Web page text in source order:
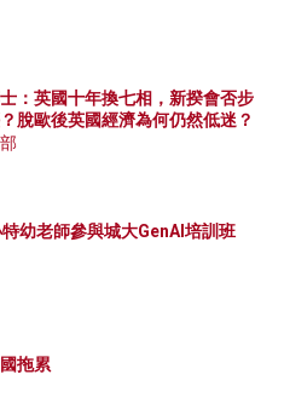
：英國十年換七相，新揆會否步
脫歐後英國經濟為何仍然低迷？
幼老師參與城大GenAI培訓班
拖累